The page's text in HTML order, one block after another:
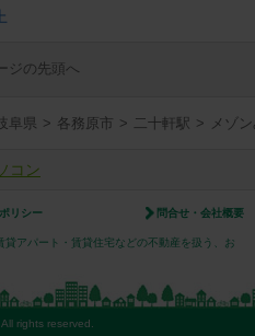
ジの先頭へ
阜県 > 各務原市 > 二十軒駅 > メゾ
コン
リシー 問合せ・会社概要
アパート・賃貸住宅などの不動産を扱う、お
rights reserved.